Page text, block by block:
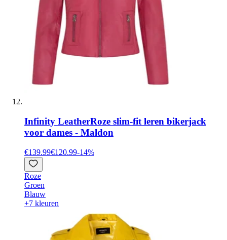
Infinity LeatherRoze slim-fit leren bikerjack
voor dames - Maldon
€139.99€120.99-14%
Roze
Groen
Blauw
+7 kleuren